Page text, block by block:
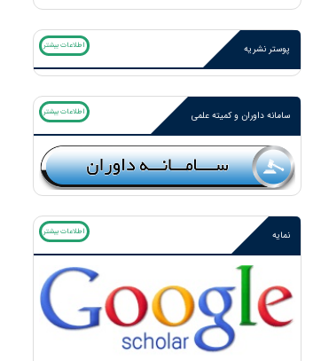
پوستر نشریه اطلاعات بیشتر
سامانه داوران و کمیته علمی اطلاعات بیشتر
نمایه اطلاعات بیشتر